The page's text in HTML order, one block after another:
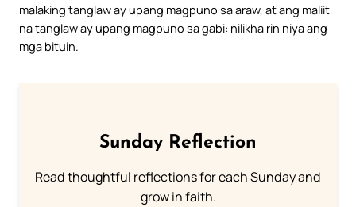
malaking tanglaw ay upang magpuno sa araw, at ang maliit
na tanglaw ay upang magpuno sa gabi: nilikha rin niya ang
mga bituin.
Sunday Reflection
Read thoughtful reflections for each Sunday and
grow in faith.